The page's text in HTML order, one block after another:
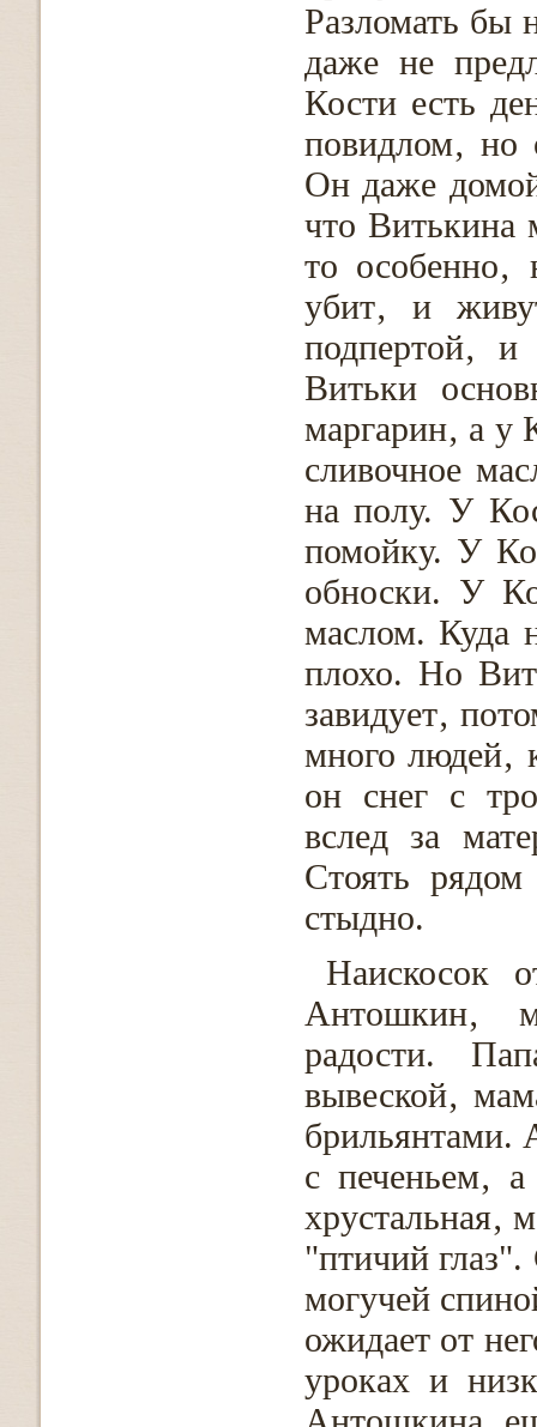
Разломать бы
даже не
Кости есть
повидлом‚ но
Он даже
что Витькина
то
убит‚ и
подпертой‚
Витьки
маргарин‚ а у
сливочное
на полу. У
помойку. У
обноски. У
маслом. Куда
плохо. Но
завидует‚
много людей‚
он снег с
вслед за
Стоять
стыдно.
Наискосок
Антошкин‚
радости.
вывеской‚
брильянтами.
с печеньем‚
хрустальная‚
"птичий
могучей
ожидает от
уроках и